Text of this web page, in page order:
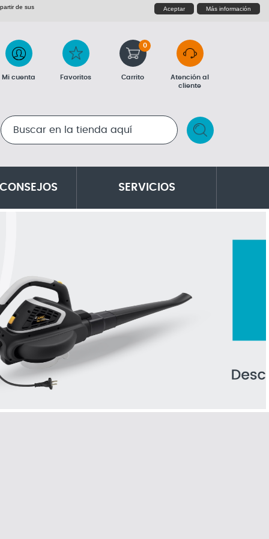
de sus Aceptar Más información
Mi cuenta Favoritos Carrito
0
Atención al
cliente
RESULTADOS DE LA BÚSQUEDA
SERVICIOS